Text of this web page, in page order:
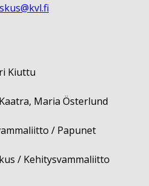
Kiuttu
Maria Österlund
/ Papunet
/ Kehitysvammaliitto